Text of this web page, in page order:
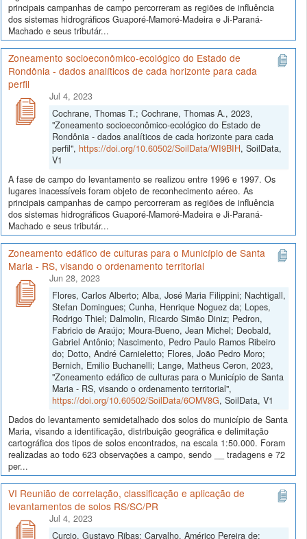
principais campanhas de campo percorreram as regiões de influência
dos sistemas hidrográficos Guaporé-Mamoré-Madeira e Ji-Paraná-
Machado e seus tributár...
Zoneamento socioeconômico-ecológico do Estado de
Rondônia - dados analíticos de cada horizonte para cada
perfil
Jul 4, 2023
Cochrane, Thomas T.; Cochrane, Thomas A., 2023,
"Zoneamento socioeconômico-ecológico do Estado de
Rondônia - dados analíticos de cada horizonte para cada
perfil", https://doi.org/10.60502/SoilData/WI9BIH, SoilData,
V1
A fase de campo do levantamento se realizou entre 1996 e 1997. Os
lugares inacessíveis foram objeto de reconhecimento aéreo. As
principais campanhas de campo percorreram as regiões de influência
dos sistemas hidrográficos Guaporé-Mamoré-Madeira e Ji-Paraná-
Machado e seus tributár...
Zoneamento edáfico de culturas para o Município de Santa
Maria - RS, visando o ordenamento territorial
Jun 28, 2023
Flores, Carlos Alberto; Alba, José Maria Filippini; Nachtigall,
Stefan Domingues; Cunha, Henrique Noguez da; Lopes,
Rodrigo Thiel; Dalmolin, Ricardo Simão Diniz; Pedron,
Fabricio de Araújo; Moura-Bueno, Jean Michel; Deobald,
Gabriel Antônio; Nascimento, Pedro Paulo Ramos Ribeiro
do; Dotto, André Carnieletto; Flores, João Pedro Moro;
Bernich, Emilio Buchanelli; Lange, Matheus Ceron, 2023,
"Zoneamento edáfico de culturas para o Município de Santa
Maria - RS, visando o ordenamento territorial",
https://doi.org/10.60502/SoilData/6OMV8G, SoilData, V1
Dados do levantamento semidetalhado dos solos do município de Santa
Maria, visando a identificação, distribuição geográfica e delimitação
cartográfica dos tipos de solos encontrados, na escala 1:50.000. Foram
realizadas ao todo 623 observações a campo, sendo __ tradagens e 72
per...
VI Reunião de correlação, classificação e aplicação de
levantamentos de solos RS/SC/PR
Jul 4, 2023
Curcio, Gustavo Ribas; Carvalho, Américo Pereira de;